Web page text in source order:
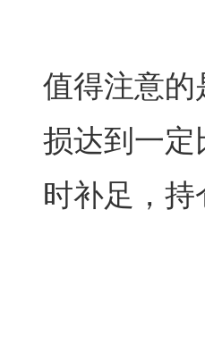
值得注意的
损达到一定
时补足，